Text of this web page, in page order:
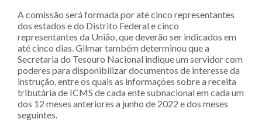
A comissão será formada por até cinco representantes
dos estados e do Distrito Federal e cinco
representantes da União, que deverão ser indicados em
até cinco dias. Gilmar também determinou que a
Secretaria do Tesouro Nacional indique um servidor com
poderes para disponibilizar documentos de interesse da
instrução, entre os quais as informações sobre a receita
tributária de ICMS de cada ente subnacional em cada um
dos 12 meses anteriores a junho de 2022 e dos meses
seguintes.